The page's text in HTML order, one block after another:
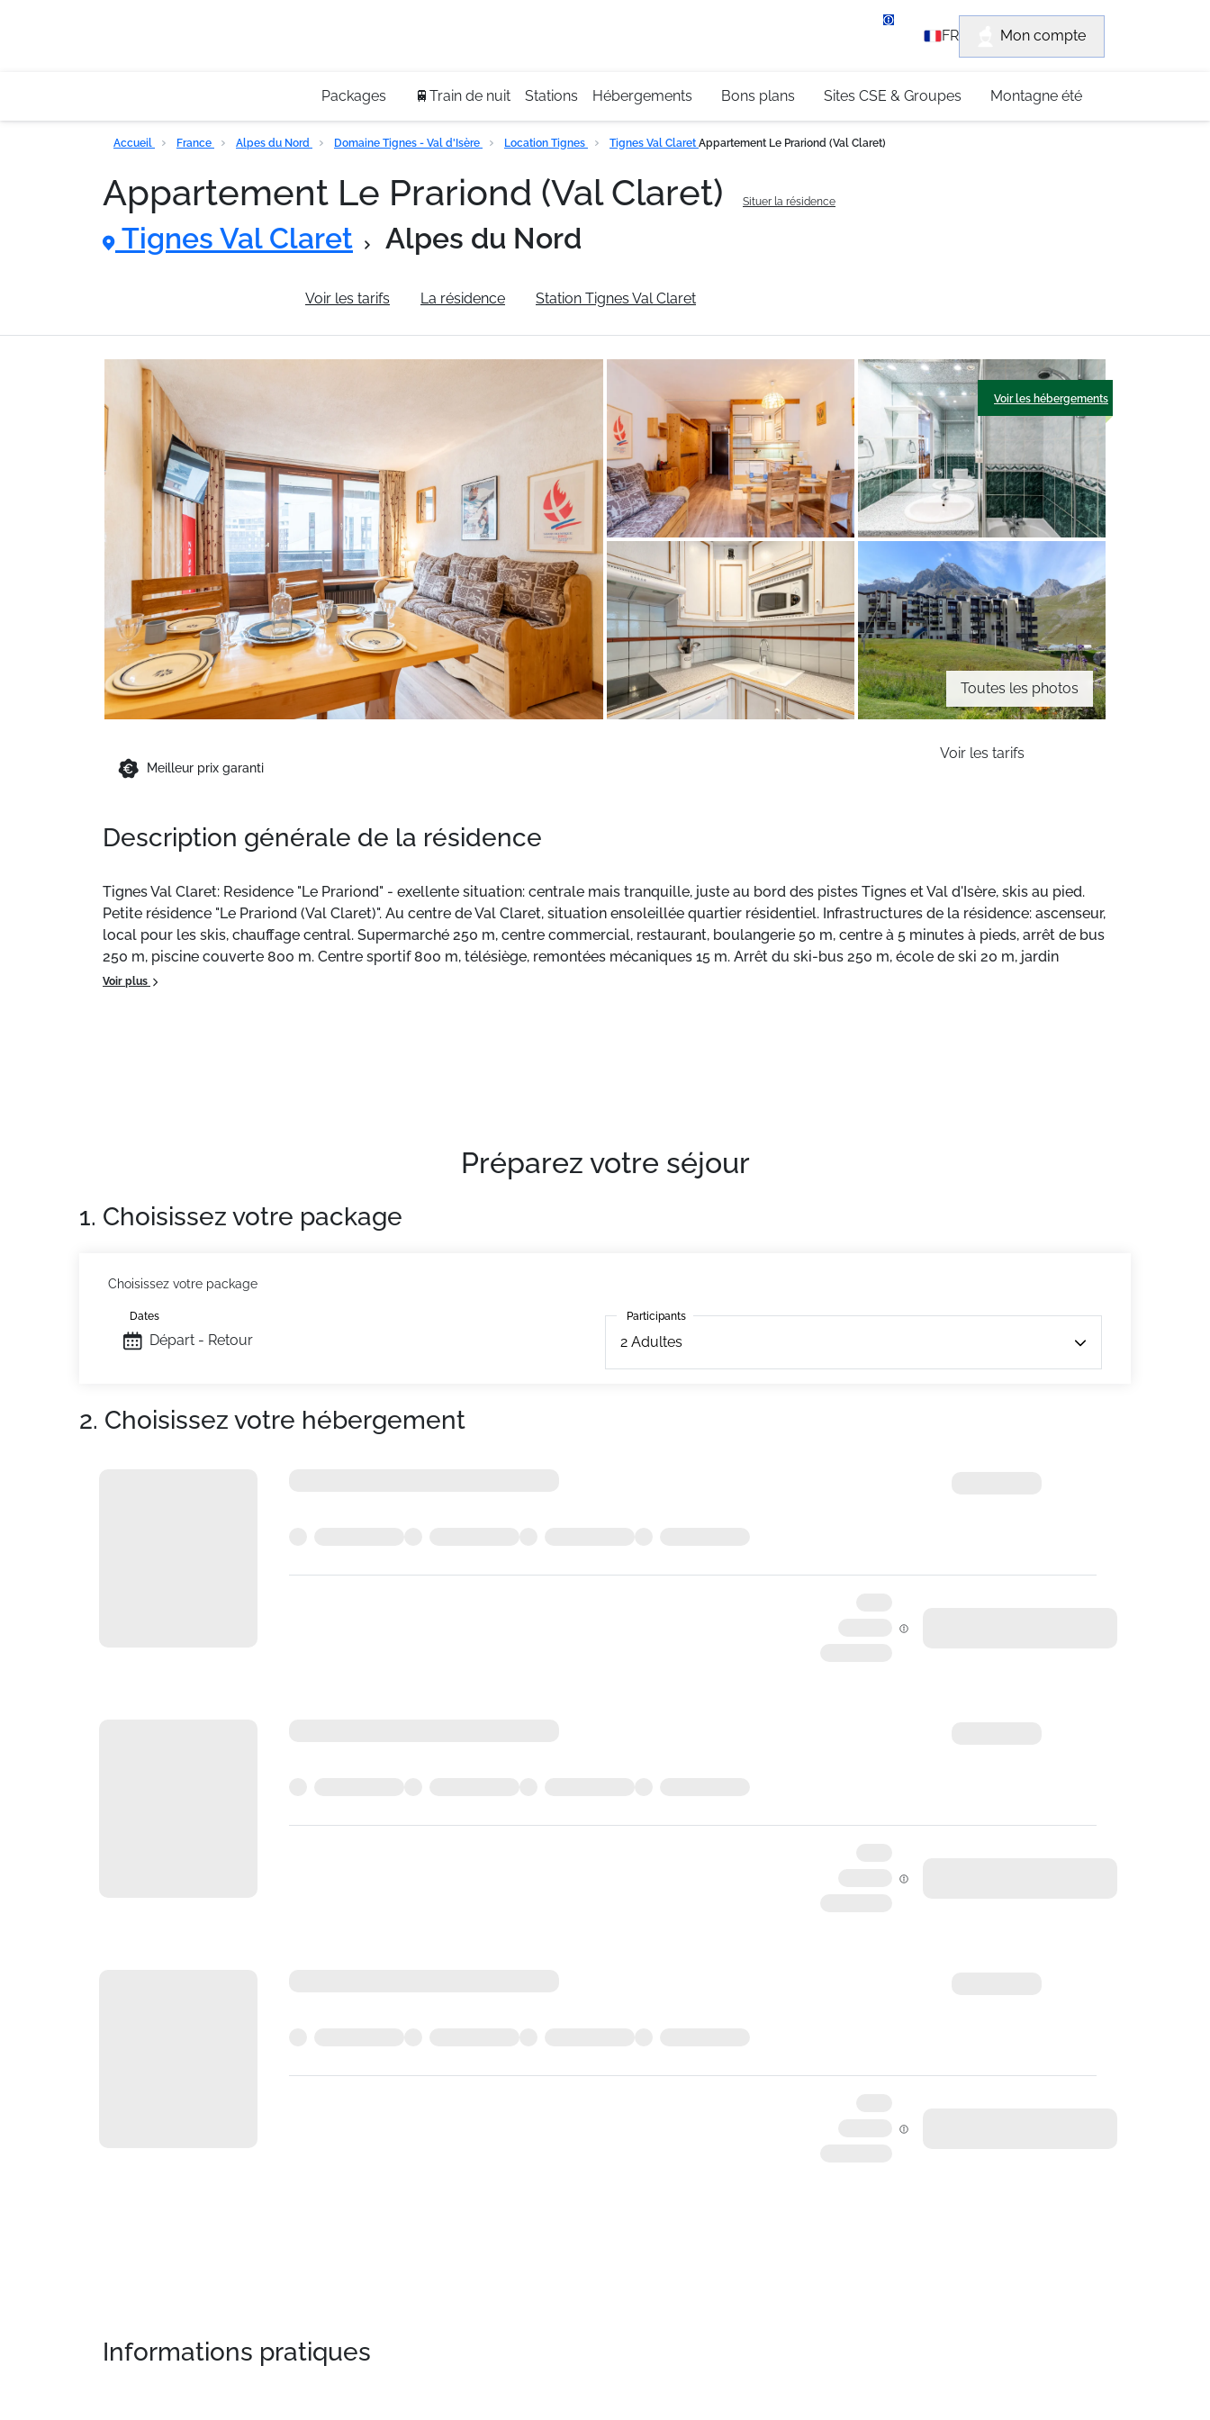
+33 (0)4 79 96 30 69
FR Mon compte
Packages 🚆Train de nuit Stations Hébergements Bons plans Sites CSE & Groupes Montagne été
Accueil France Alpes du Nord Domaine Tignes - Val d'Isère Location Tignes Tignes Val ClaretAppartement Le Prariond (Val Claret)
Appartement Le Prariond (Val Claret) Situer la résidence
Tignes Val Claret Alpes du Nord
Voir les tarifs La résidence Station Tignes Val Claret
Toutes les photos
Voir les hébergements
Meilleur prix garanti
Voir les tarifs
Description générale de la résidence
Tignes Val Claret: Residence "Le Prariond" - exellente situation: centrale mais tranquille, juste au bord des pistes Tignes et Val d'Isère, skis au pied.
Petite résidence "Le Prariond (Val Claret)". Au centre de Val Claret, situation ensoleillée quartier résidentiel. Infrastructures de la résidence: ascenseur,
local pour les skis, chauffage central. Supermarché 250 m, centre commercial, restaurant, boulangerie 50 m, centre à 5 minutes à pieds, arrêt de bus
250 m, piscine couverte 800 m. Centre sportif 800 m, télésiège, remontées mécaniques 15 m. Arrêt du ski-bus 250 m, école de ski 20 m, jardin
d'enfants (hiver) 150 m. Attractions à proximité: Funiculaire de la Grande Motte -en ski 200 m. Les domaines skiables de renommée sont facilement
Voir plus
Préparez votre séjour
1. Choisissez votre package
Choisissez votre package
Départ - Retour
Dates Participants
2 Adultes
Participants
2. Choisissez votre hébergement
Informations pratiques